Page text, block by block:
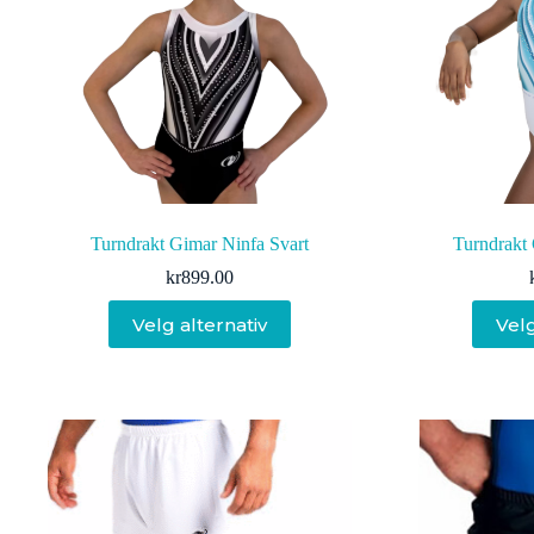
Turndrakt Gimar Ninfa Svart
kr899.00
Velg alternativ
produktet
har
Alternativene
kan
velges
produktsiden
Turndrakt